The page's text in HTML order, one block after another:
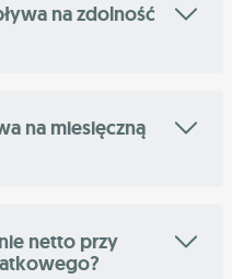
na zdolność
na miesięczną
netto przy